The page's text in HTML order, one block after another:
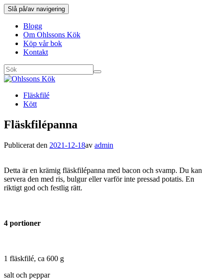
Slå på/av navigering
Blogg
Om Ohlssons Kök
Köp vår bok
Kontakt
Fläskfilé
Kött
Fläskfilépanna
Publicerat den 2021-12-18av admin
Detta är en krämig fläskfilépanna med bacon och svamp. Du kan
servera den med ris, bulgur eller varför inte pressad potatis. En
riktigt god och festlig rätt.
4 portioner
1 fläskfilé, ca 600 g
salt och peppar